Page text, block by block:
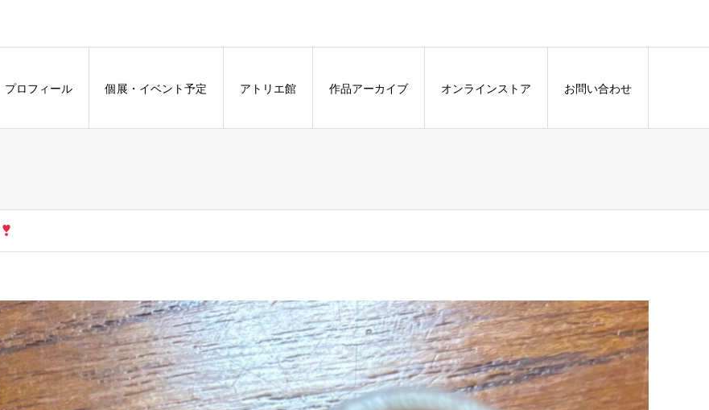
プロフィール 個展・イベント予定 アトリエ館 作品アーカイブ オンラインストア お問い合わせ